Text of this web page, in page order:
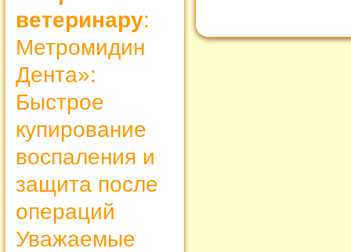
ветеринару:
Метромидин
Дента»:
Быстрое
купирование
воспаления и
защита после
операций
Уважаемые